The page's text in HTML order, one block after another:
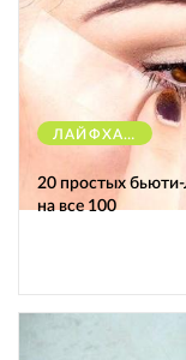
ЛАЙФХАКИ
20 простых
на все 100